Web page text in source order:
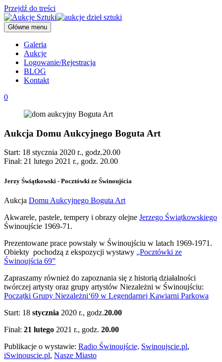
Przejdź do treści
Główne menu
Galeria
Aukcje
Logowanie/Rejestracja
BLOG
Kontakt
0
Aukcja Domu Aukcyjnego Boguta Art
Start: 18 stycznia 2020 r., godz.20.00
Finał: 21 lutego 2021 r., godz. 20.00
Jerzy Świątkowski - Pocztówki ze Świnoujścia
Aukcja Domu Aukcyjnego Boguta Art
Akwarele, pastele, tempery i obrazy olejne Jerzego Świątkowskiego
Świnoujście 1969-71.
Prezentowane prace powstały w Świnoujściu w latach 1969-1971.
Obiekty pochodzą z ekspozycji wystawy „Pocztówki ze
Świnoujścia 69”
Zapraszamy również do zapoznania się z historią działalności
twórczej artysty oraz grupy artystów Niezależni w Świnoujściu:
Początki Grupy Niezależni‘69 w Legendarnej Kawiarni Parkowa
Start: 18 stycznia 2020 r., godz.20.00
Finał: 21 lutego 2021 r., godz. 20.00
Publikacje o wystawie: Radio Świnoujście, Swinoujscie.pl,
iSwinouscie.pl, Nasze Miasto